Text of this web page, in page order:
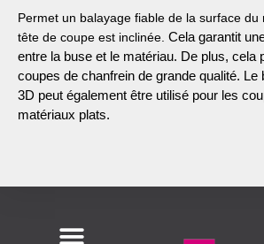
Permet un balayage fiable de la surface du
tête de coupe est inclinée. Cela garantit
entre la buse et le matériau. De plus, cela
coupes de chanfrein de grande qualité. Le
3D peut également être utilisé pour les
matériaux plats.